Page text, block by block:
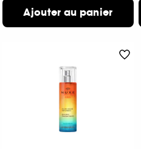
Ajouter au panier